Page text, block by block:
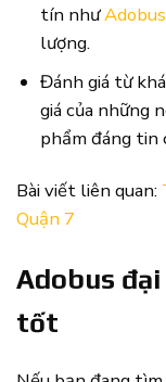
tín nhưAdobus
lượng.
Đánh giá từ
giá của những
phẩm đáng tin
Bài viết liên quan:
Quận 7
Adobus
tốt